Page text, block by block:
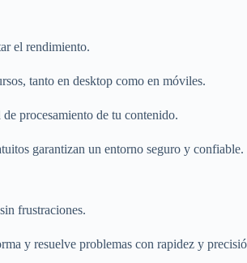
el rendimiento.
tanto en desktop como en móviles.
procesamiento de tu contenido.
garantizan un entorno seguro y confiable.
frustraciones.
y resuelve problemas con rapidez y